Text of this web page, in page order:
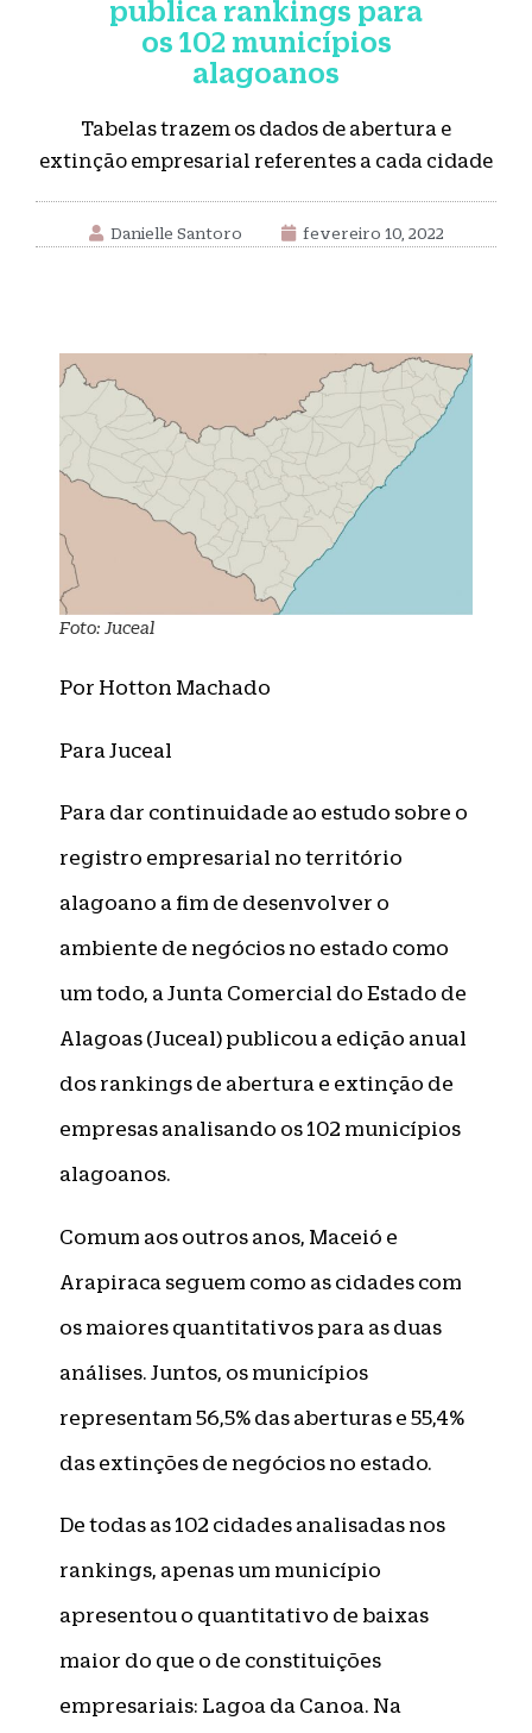
publica rankings para
os 102 municípios
alagoanos
Tabelas trazem os dados de abertura e
extinção empresarial referentes a cada cidade
Danielle Santoro fevereiro 10, 2022
Foto: Juceal
Por Hotton Machado
Para Juceal
Para dar continuidade ao estudo sobre o
registro empresarial no território
alagoano a fim de desenvolver o
ambiente de negócios no estado como
um todo, a Junta Comercial do Estado de
Alagoas (Juceal) publicou a edição anual
dos rankings de abertura e extinção de
empresas analisando os 102 municípios
alagoanos.
Comum aos outros anos, Maceió e
Arapiraca seguem como as cidades com
os maiores quantitativos para as duas
análises. Juntos, os municípios
representam 56,5% das aberturas e 55,4%
das extinções de negócios no estado.
De todas as 102 cidades analisadas nos
rankings, apenas um município
apresentou o quantitativo de baixas
maior do que o de constituições
empresariais: Lagoa da Canoa. Na